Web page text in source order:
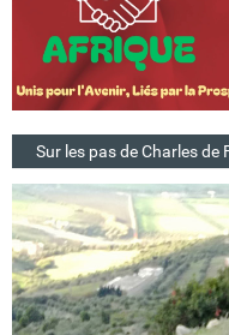
Sur les pas de Charles de